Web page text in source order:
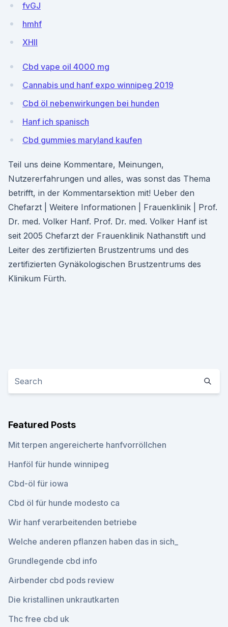
fvGJ
hmhf
XHll
Cbd vape oil 4000 mg
Cannabis und hanf expo winnipeg 2019
Cbd öl nebenwirkungen bei hunden
Hanf ich spanisch
Cbd gummies maryland kaufen
Teil uns deine Kommentare, Meinungen,
Nutzererfahrungen und alles, was sonst das Thema
betrifft, in der Kommentarsektion mit! Ueber den
Chefarzt | Weitere Informationen | Frauenklinik | Prof.
Dr. med. Volker Hanf. Prof. Dr. med. Volker Hanf ist
seit 2005 Chefarzt der Frauenklinik Nathanstift und
Leiter des zertifizierten Brustzentrums und des
zertifizierten Gynäkologischen Brustzentrums des
Klinikum Fürth.
Featured Posts
Mit terpen angereicherte hanfvorröllchen
Hanföl für hunde winnipeg
Cbd-öl für iowa
Cbd öl für hunde modesto ca
Wir hanf verarbeitenden betriebe
Welche anderen pflanzen haben das in sich_
Grundlegende cbd info
Airbender cbd pods review
Die kristallinen unkrautkarten
Thc free cbd uk